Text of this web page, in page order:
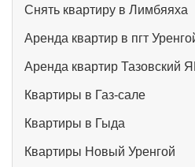
Снять квартиру в Лимбяяха
Аренда квартир в пгт
Аренда квартир Тазовский
Квартиры в Газ-сале
Квартиры в Гыда
Квартиры Новый Уренгой